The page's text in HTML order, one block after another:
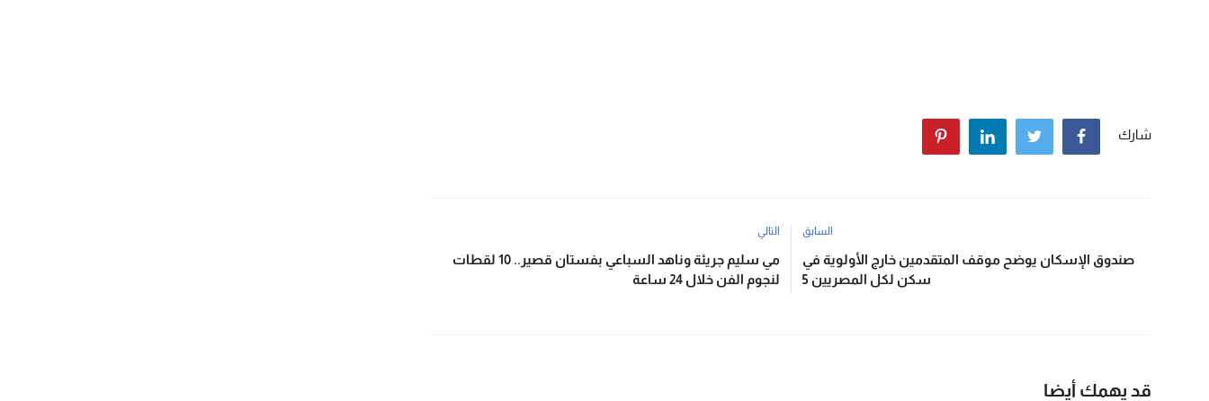
شارك
السابق
صندوق الإسكان يوضح موقف المتقدمين خارج الأولوية في
سكن لكل المصريين 5
التالي
مي سليم جريئة وناهد السباعي بفستان قصير.. 10 لقطات
لنجوم الفن خلال 24 ساعة
قد يهمك أيضا